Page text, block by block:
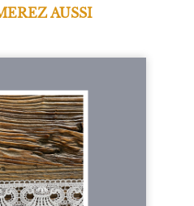
AUSSI